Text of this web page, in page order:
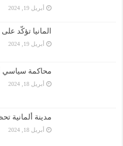
أبريل 19, 2024
المانيا تؤكّد
أبريل 19, 2024
محاكمة سياسي
أبريل 18, 2024
مدينة ألمانية
أبريل 18, 2024